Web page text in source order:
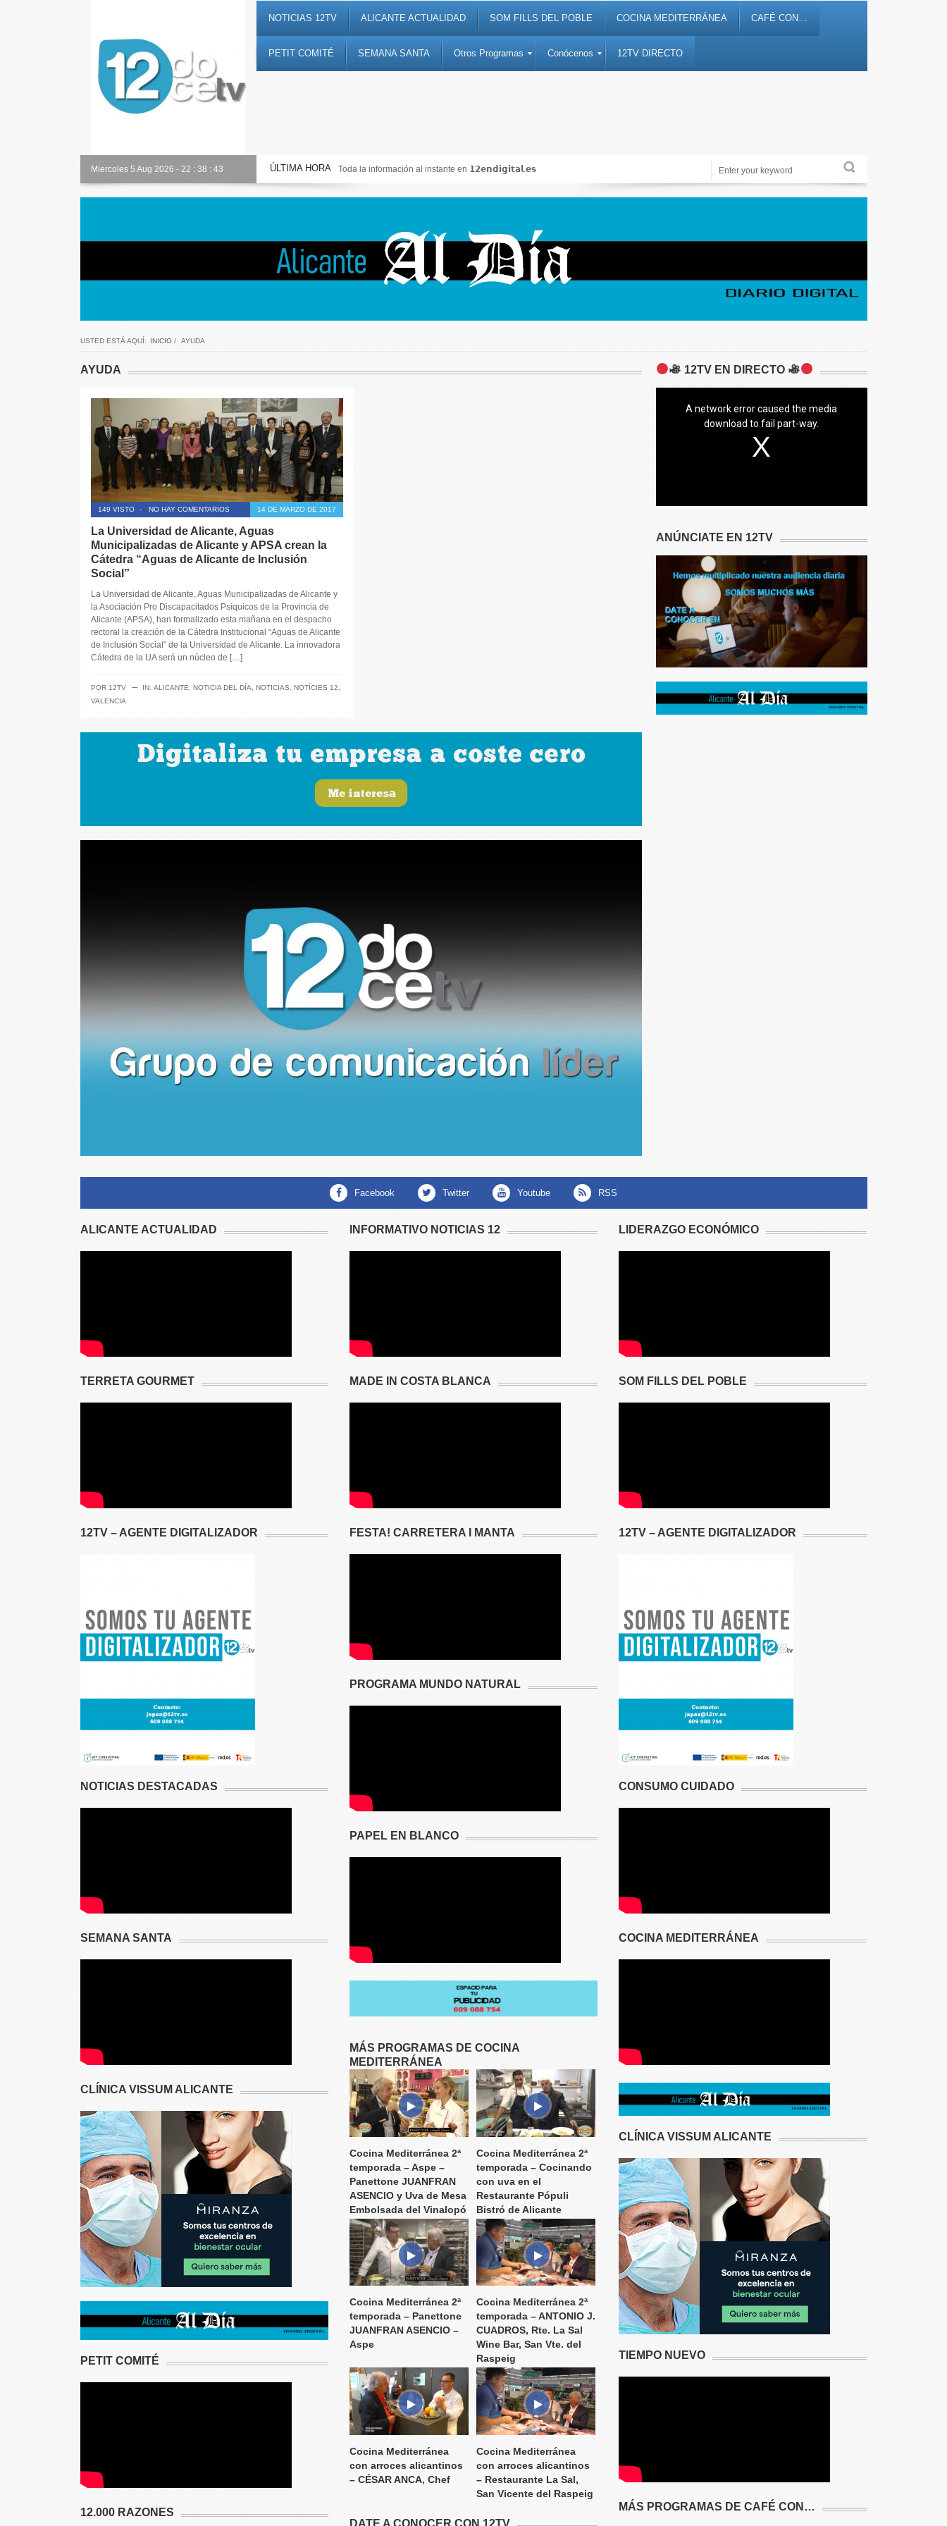
NOTICIAS 12TV ALICANTE ACTUALIDAD SOM FILLS DEL POBLE COCINA MEDITERRÁNEA CAFÉ CON…
PETIT COMITÉ SEMANA SANTA Otros Programas Conócenos 12TV DIRECTO
Miercoles 5 Aug 2026 - 22 : 38 : 44 ÚLTIMA HORA
Alicante Actualidad Toda la información al instante en 𝟭𝟮𝗲𝗻𝗱𝗶𝗴𝗶𝘁𝗮𝗹.𝗲𝘀 Noticias, debates, fiestas, cultura, ocio y entretenimiento
USTED ESTÁ AQUÍ: INICIO/ AYUDA
AYUDA
149 VISTO - NO HAY COMENTARIOS 14 DE MARZO DE 2017
La Universidad de Alicante, Aguas
Municipalizadas de Alicante y APSA crean la
Cátedra “Aguas de Alicante de Inclusión
Social”
La Universidad de Alicante, Aguas Municipalizadas de Alicante y
la Asociación Pro Discapacitados Psíquicos de la Provincia de
Alicante (APSA), han formalizado esta mañana en el despacho
rectoral la creación de la Cátedra Institucional “Aguas de Alicante
de Inclusión Social” de la Universidad de Alicante. La innovadora
Cátedra de la UA será un núcleo de […]
POR 12TV ─ IN: ALICANTE NOTICIA DEL DÍA NOTICIAS NOTÍCIES 12
VALENCIA
12TV EN DIRECTO
A network error caused the media
download to fail part-way.
ANÚNCIATE EN 12TV
facebook twitter youtube RSS
ALICANTE ACTUALIDAD
TERRETA GOURMET
12TV – AGENTE DIGITALIZADOR
NOTICIAS DESTACADAS
SEMANA SANTA
CLÍNICA VISSUM ALICANTE
PETIT COMITÉ
12.000 RAZONES
INFORMATIVO NOTICIAS 12
MADE IN COSTA BLANCA
FESTA! CARRETERA I MANTA
PROGRAMA MUNDO NATURAL
PAPEL EN BLANCO
MÁS PROGRAMAS DE COCINA
MEDITERRÁNEA
Cocina Mediterránea 2ª
temporada – Aspe –
Panettone JUANFRAN
ASENCIO y Uva de Mesa
Embolsada del Vinalopó
Cocina Mediterránea 2ª
temporada – Cocinando
con uva en el
Restaurante Pópuli
Bistró de Alicante
Cocina Mediterránea 2ª
temporada – Panettone
JUANFRAN ASENCIO –
Aspe
Cocina Mediterránea 2ª
temporada – ANTONIO J.
CUADROS, Rte. La Sal
Wine Bar, San Vte. del
Raspeig
Cocina Mediterránea
con arroces alicantinos
– CÉSAR ANCA, Chef
Cocina Mediterránea
con arroces alicantinos
– Restaurante La Sal,
San Vicente del Raspeig
DATE A CONOCER CON 12TV
LIDERAZGO ECONÓMICO
SOM FILLS DEL POBLE
12TV – AGENTE DIGITALIZADOR
CONSUMO CUIDADO
COCINA MEDITERRÁNEA
CLÍNICA VISSUM ALICANTE
TIEMPO NUEVO
MÁS PROGRAMAS DE CAFÉ CON…